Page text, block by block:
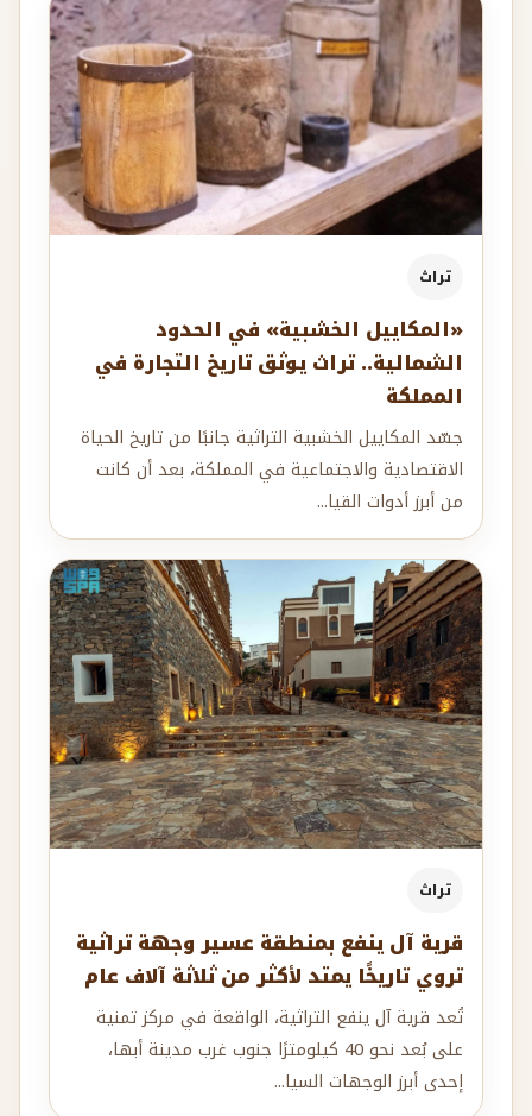
تراث
«المكاييل الخشبية» في الحدود
الشمالية.. تراث يوثق تاريخ التجارة في
المملكة
جسّد المكاييل الخشبية التراثية جانبًا من تاريخ الحياة
الاقتصادية والاجتماعية في المملكة، بعد أن كانت
من أبرز أدوات القيا...
تراث
قرية آل ينفع بمنطقة عسير وجهة تراثية
تروي تاريخًا يمتد لأكثر من ثلاثة آلاف عام
تُعد قرية آل ينفع التراثية، الواقعة في مركز تمنية
على بُعد نحو 40 كيلومترًا جنوب غرب مدينة أبها،
إحدى أبرز الوجهات السيا...